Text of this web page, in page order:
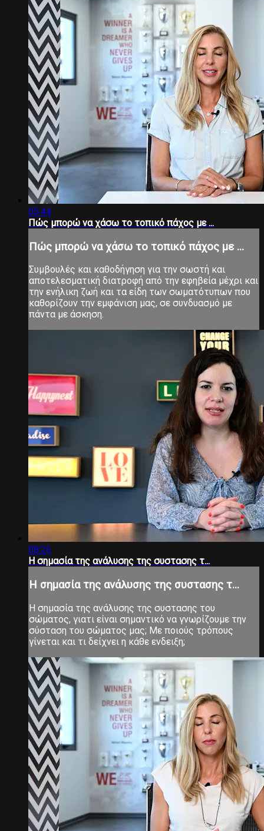
05:44
Πώς μπορώ να χάσω το τοπικό πάχος με ...
Πώς μπορώ να χάσω το τοπικό πάχος με ...
Συμβουλές και καθοδήγηση για την σωστή και
αποτελεσματική διατροφή από την εφηβεία μέχρι και
την ενήλικη ζωή και τα είδη των σωματότυπων που
καθορίζουν την εμφάνιση μας, σε συνδυασμό με
πάντα με άσκηση.
08:26
Η σημασία της ανάλυσης της συστασης τ...
Η σημασία της ανάλυσης της συστασης τ...
Η σημασία της ανάλυσης της συστασης του
σώματος, γιατι είναι σημαντικό να γνωρίζουμε την
σύσταση του σώματος μας; Με ποιούς τρόπους
γίνεται και τι δείχνει η κάθε ενδειξη;